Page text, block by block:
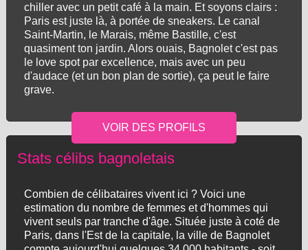
chiller avec un petit café à la main. Et soyons clairs :
Paris est juste là, à portée de sneakers. Le canal
Saint-Martin, le Marais, même Bastille, c'est
quasiment ton jardin. Alors ouais, Bagnolet c'est pas
le love spot par excellence, mais avec un peu
d'audace (et un bon plan de sortie), ça peut le faire
grave.
Stats célibs bagnoletais
Combien de célibataires vivent ici ? Voici une
estimation du nombre de femmes et d'hommes qui
vivent seuls par tranche d'âge. Située juste à coté de
Paris, dans l'Est de la capitale, la ville de Bagnolet